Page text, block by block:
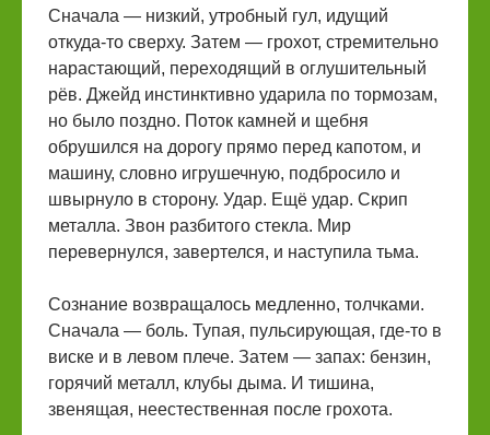
Сначала — низкий, утробный гул, идущий
откуда-то сверху. Затем — грохот, стремительно
нарастающий, переходящий в оглушительный
рёв. Джейд инстинктивно ударила по тормозам,
но было поздно. Поток камней и щебня
обрушился на дорогу прямо перед капотом, и
машину, словно игрушечную, подбросило и
швырнуло в сторону. Удар. Ещё удар. Скрип
металла. Звон разбитого стекла. Мир
перевернулся, завертелся, и наступила тьма.
Сознание возвращалось медленно, толчками.
Сначала — боль. Тупая, пульсирующая, где-то в
виске и в левом плече. Затем — запах: бензин,
горячий металл, клубы дыма. И тишина,
звенящая, неестественная после грохота.